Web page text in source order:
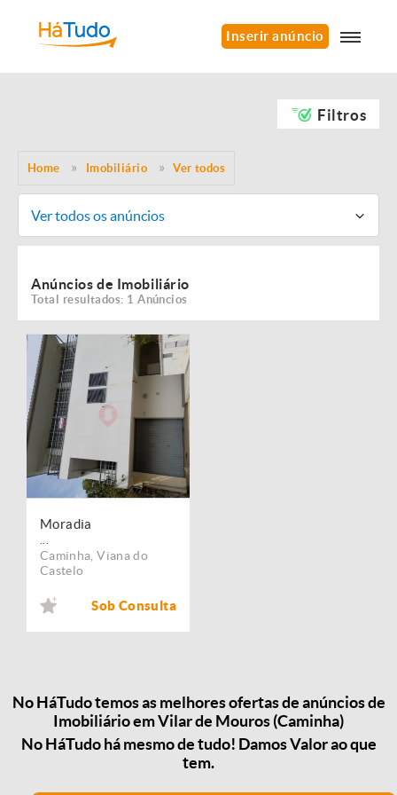
Inserir anúncio
Filtros
Home Imobiliário Ver todos
Ver todos os anúncios
Anúncios de Imobiliário
Total resultados: 1 Anúncios
Moradia
Caminha ,Viana do
Castelo
Sob Consulta
No HáTudo temos as melhores ofertas de anúncios de
Imobiliário em Vilar de Mouros (Caminha)
No HáTudo há mesmo de tudo! Damos Valor ao que
tem.